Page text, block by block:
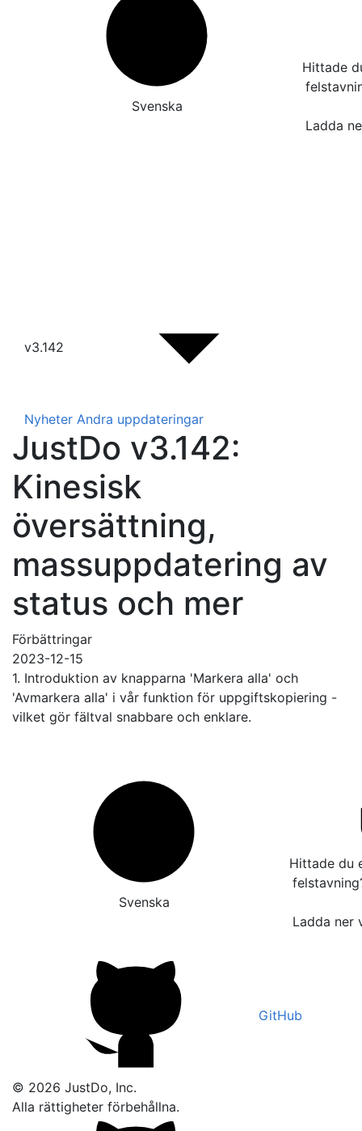
Svenska
Hittade
Ladda
v3.142
Nyheter Andra uppdateringar
JustDo v3.142:
Kinesisk
översättning,
massuppdatering av
status och mer
Förbättringar
2023-12-15
1. Introduktion av knapparna 'Markera alla' och
'Avmarkera alla' i vår funktion för uppgiftskopiering -
vilket gör fältval snabbare och enklare.
Svenska
Hittade du
Ladda ner
GitHub
© 2026 JustDo, Inc.
Alla rättigheter förbehållna.